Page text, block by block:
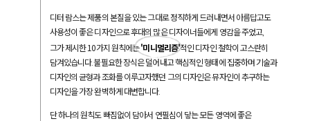
디터 람스는 제품의 본질을 있는 그대로 정직하게 드러내면서 아름답고도
사용성이 좋은 디자인으로 후대의 많은 디자이너들에게 영감을 주었고,
그가 제시한10가지 원칙에는'미니멀리즘'적인 디자인 철학이 고스란히
담겨있습니다.불필요한 장식은 덜어내고 핵심적인 형태에 집중하며 기술과
디자인의 균형과조화를 이루고자했던 그의 디자인은 뮤자인이 추구하는
디자인을 가장 완벽하게 대변합니다.
단 하나의 원칙도 빠짐없이 담아서 연필심이 닿는 모든 영역에좋은